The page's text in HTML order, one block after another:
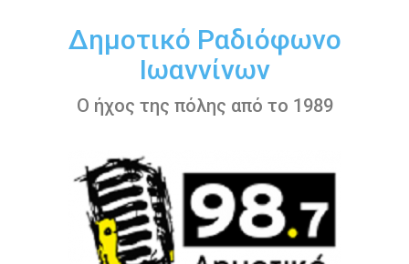
περιεχόμενοΔημοτικό Ραδιόφωνο
Ιωαννίνων
Ο ήχος της πόλης από το 1989